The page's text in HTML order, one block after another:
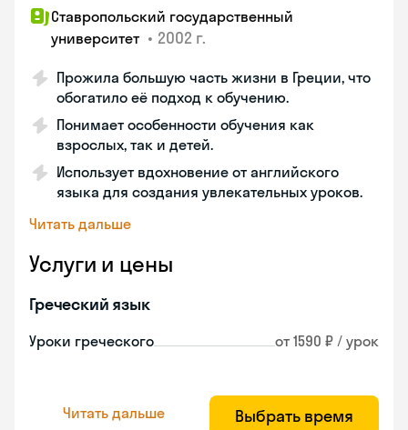
Ставропольский государственный
университет • 2002 г.
Прожила большую часть жизни в Греции, что
обогатило её подход к обучению.
Понимает особенности обучения как
взрослых, так и детей.
Использует вдохновение от английского
языка для создания увлекательных уроков.
Читать дальше
Услуги и цены
Греческий язык
Уроки греческого от 1590 ₽ / урок
Читать дальше Выбрать время